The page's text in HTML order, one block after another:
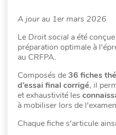
A jour au 1er mars 2026
Le Droit social a été
préparation optimale à
au CRFPA.
Composés de36 fiches
d’essai final corrigé, il
et exhaustivité les
à mobiliser lors de
Chaque fiche s'articule